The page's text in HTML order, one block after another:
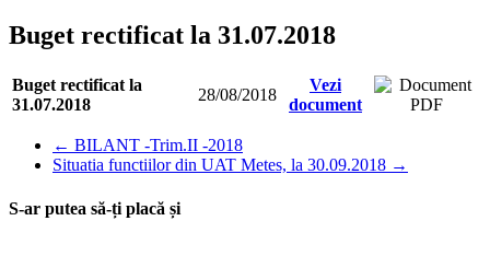
Buget rectificat la 31.07.2018
Buget rectificat la
31.07.2018
28/08/2018
Vezi
document
← BILANT -Trim.II -2018
Situatia functiilor din UAT Metes, la 30.09.2018 →
S-ar putea să-ți placă și